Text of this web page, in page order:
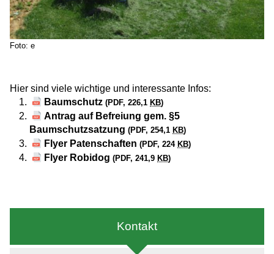
Foto: e
Hier sind viele wichtige und interessante Infos:
Baumschutz (PDF, 226,1 KB)
Antrag auf Befreiung gem. §5
Baumschutzsatzung (PDF, 254,1 KB)
Flyer Patenschaften (PDF, 224 KB)
Flyer Robidog (PDF, 241,9 KB)
Kontakt